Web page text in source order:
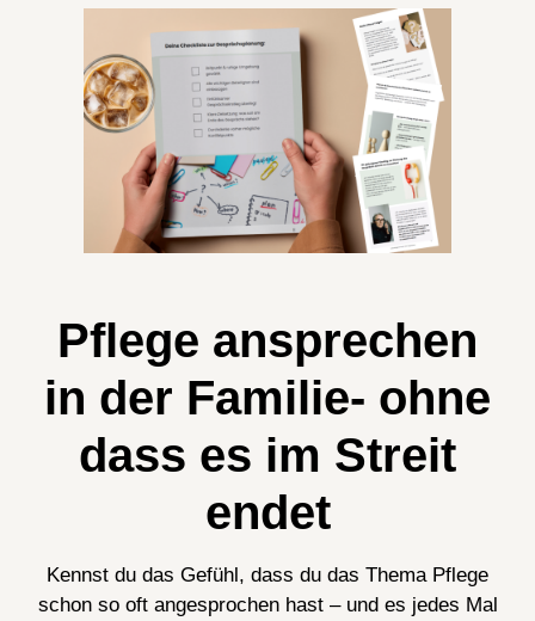
Pflege ansprechen
in der Familie- ohne
dass es im Streit
endet
Kennst du das Gefühl, dass du das Thema Pflege
schon so oft angesprochen hast – und es jedes Mal